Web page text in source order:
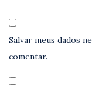
Salvar meus dados
comentar.